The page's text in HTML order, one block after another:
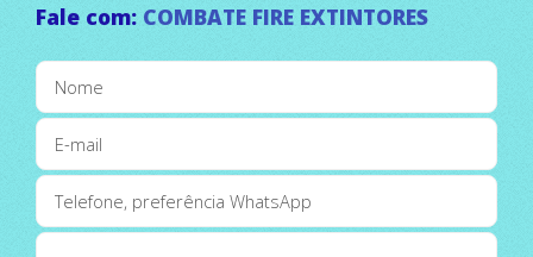
Fale com: COMBATE FIRE EXTINTORES